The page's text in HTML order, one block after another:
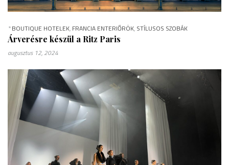
*BOUTIQUE HOTELEK, FRANCIA ENTERIŐRÖK, STÍLUSOS SZOBÁK
Árverésre készül a Ritz Paris
augusztus 12, 2024